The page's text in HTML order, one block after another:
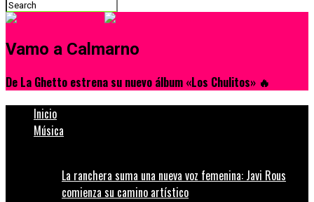
Vamo a Calmarno
De La Ghetto estrena su nuevo álbum «Los Chulitos» 🔥
Inicio
Música
La ranchera suma una nueva voz femenina: Javi Rous
comienza su camino artístico